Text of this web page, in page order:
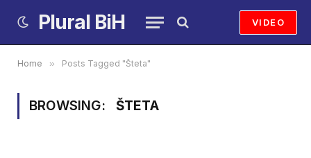
Plural BiH VIDEO
Home » Posts Tagged "Šteta"
BROWSING: ŠTETA